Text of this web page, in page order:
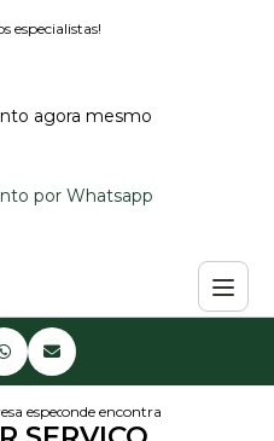
especialistas!
agora mesmo
por Whatsapp
especializada em controlador de
onde encontrar servico